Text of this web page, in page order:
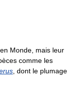
Monde, mais leur
comme les
, dont le plumage